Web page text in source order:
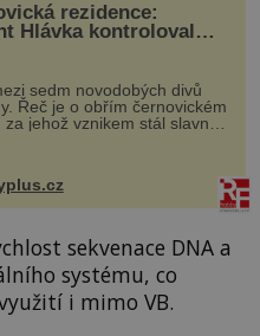
rezidence:
Hlávka kontroloval
sedm novodobých divů
Řeč je o obřím černovickém
jehož vznikem stál slavný
Josef Hlávka. Ten si
dal mimořádně záležet. Jeho
sekvenace DNA a
systému, co
i mimo VB.